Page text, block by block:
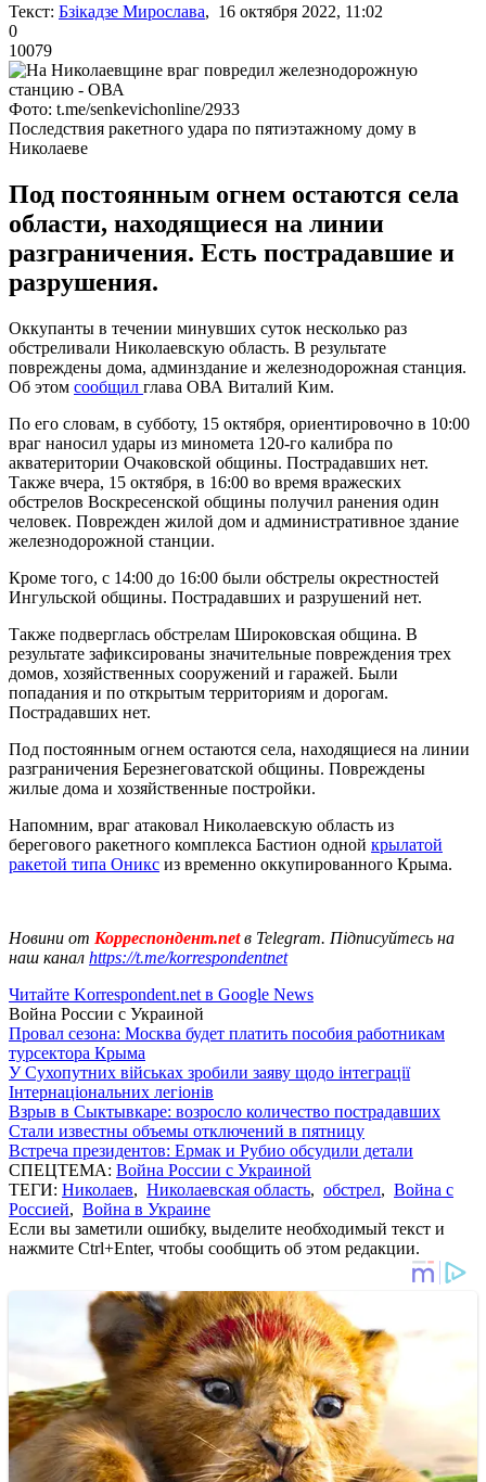
Текст: Бзікадзе Мирослава, 16 октября 2022, 11:02
0
10079
Фото: t.me/senkevichonline/2933
Последствия ракетного удара по пятиэтажному дому в
Николаеве
Под постоянным огнем остаются села
области, находящиеся на линии
разграничения. Есть пострадавшие и
разрушения.
Оккупанты в течении минувших суток несколько раз
обстреливали Николаевскую область. В результате
повреждены дома, админздание и железнодорожная станция.
Об этом сообщил глава ОВА Виталий Ким.
По его словам, в субботу, 15 октября, ориентировочно в 10:00
враг наносил удары из миномета 120-го калибра по
акватеритории Очаковской общины. Пострадавших нет.
Также вчера, 15 октября, в 16:00 во время вражеских
обстрелов Воскресенской общины получил ранения один
человек. Поврежден жилой дом и административное здание
железнодорожной станции.
Кроме того, с 14:00 до 16:00 были обстрелы окрестностей
Ингульской общины. Пострадавших и разрушений нет.
Также подверглась обстрелам Широковская община. В
результате зафиксированы значительные повреждения трех
домов, хозяйственных сооружений и гаражей. Были
попадания и по открытым территориям и дорогам.
Пострадавших нет.
Под постоянным огнем остаются села, находящиеся на линии
разграничения Березнеговатской общины. Повреждены
жилые дома и хозяйственные постройки.
Напомним, враг атаковал Николаевскую область из
берегового ракетного комплекса Бастион одной крылатой
ракетой типа Оникс из временно оккупированного Крыма.
Новини от Корреспондент.netв Telegram. Підписуйтесь на
наш канал https://t.me/korrespondentnet
Читайте Korrespondent.net в Google News
Война России с Украиной
Провал сезона: Москва будет платить пособия работникам
турсектора Крыма
У Сухопутних військах зробили заяву щодо інтеграції
Інтернаціональних легіонів
Взрыв в Сыктывкаре: возросло количество пострадавших
Стали известны объемы отключений в пятницу
Встреча президентов: Ермак и Рубио обсудили детали
СПЕЦТЕМА: Война России с Украиной
ТЕГИ: Николаев, Николаевская область, обстрел, Война с
Россией, Война в Украине
Если вы заметили ошибку, выделите необходимый текст и
нажмите Ctrl+Enter, чтобы сообщить об этом редакции.